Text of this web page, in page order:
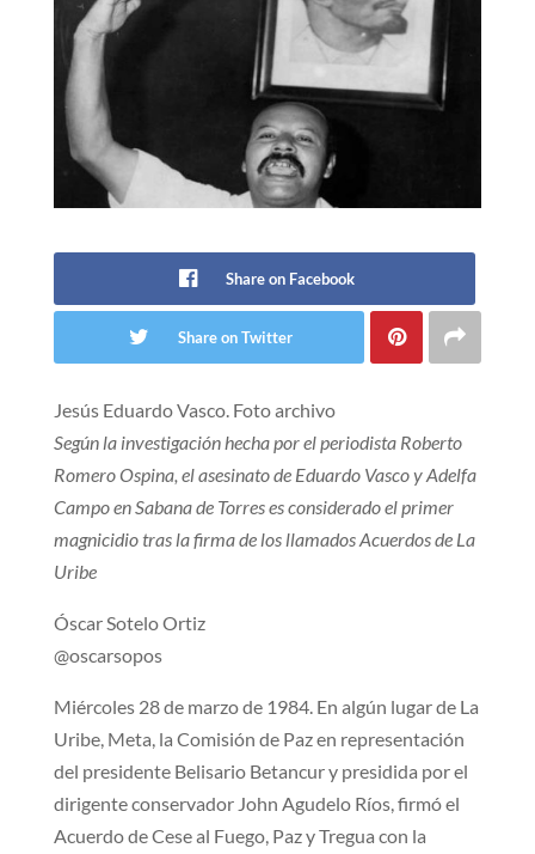
Share on Facebook
Share on Twitter
Jesús Eduardo Vasco. Foto archivo
Según la investigación hecha por el periodista Roberto
Romero Ospina, el asesinato de Eduardo Vasco y Adelfa
Campo en Sabana de Torres es considerado el primer
magnicidio tras la firma de los llamados Acuerdos de La
Uribe
Óscar Sotelo Ortiz
@oscarsopos
Miércoles 28 de marzo de 1984. En algún lugar de La
Uribe, Meta, la Comisión de Paz en representación
del presidente Belisario Betancur y presidida por el
dirigente conservador John Agudelo Ríos, firmó el
Acuerdo de Cese al Fuego, Paz y Tregua con la